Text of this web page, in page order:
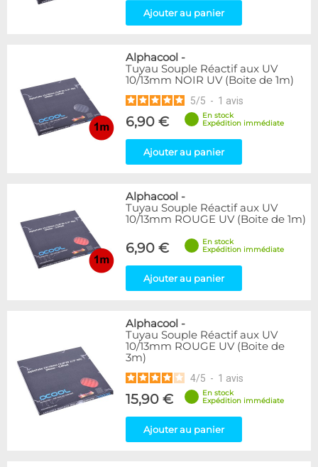
Ajouter au panier
Alphacool -
Tuyau Souple Réactif aux UV
10/13mm NOIR UV (Boite de 1m)
5/5 - 1 avis
6,90 €
En stock
Expédition immédiate
Ajouter au panier
Alphacool -
Tuyau Souple Réactif aux UV
10/13mm ROUGE UV (Boite de 1m)
6,90 €
En stock
Expédition immédiate
Ajouter au panier
Alphacool -
Tuyau Souple Réactif aux UV
10/13mm ROUGE UV (Boite de
3m)
4/5 - 1 avis
15,90 €
En stock
Expédition immédiate
Ajouter au panier